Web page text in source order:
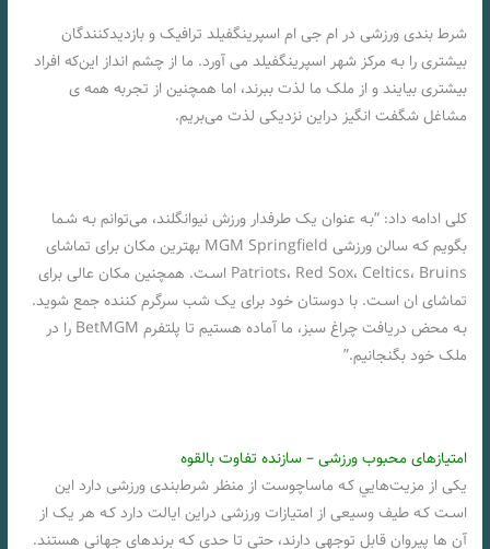
شرط بندی ورزشی در ام جی ام اسپرینگفیلد ترافیک و بازدیدکنندگان
بیشتری را بـه مرکز شهر اسپرینگفیلد می آورد. ما از چشم انداز این‌که افراد
بیشتری بیایند و از ملک ما لذت ببرند، اما همچنین از تجربه همه ی
مشاغل شگفت انگیز دراین نزدیکی لذت می‌بریم.
کلی ادامه داد: “بـه عنوان یک طرفدار ورزش نیوانگلند، می‌توانم بـه شـما
بگویم کـه سالن ورزشی MGM Springfield بهترین مکان برای تماشای
Patriots، Red Sox، Celtics، Bruins اسـت. همچنین مکان عالی برای
تماشای ان اسـت. با دوستان خود برای یک شب سرگرم کننده جمع شوید.
بـه محض دریافت چراغ سبز، ما آماده هستیم تا پلتفرم BetMGM را در
ملک خود بگنجانیم.”
امتیازهای محبوب ورزشی – سازنده تفاوت بالقوه
یکی از مزیت‌هایي کـه ماساچوست از منظر شرط‌بندی ورزشی دارد این
اسـت کـه طیف وسیعی از امتیازات ورزشی دراین ایالت دارد کـه هر یک از
آن ها پیروان قابل توجهی دارند، حتی تا حدی کـه برندهای جهانی هستند.